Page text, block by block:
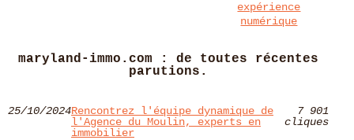
expérience
numérique
maryland-immo.com : de toutes récentes
parutions.
25/10/2024Rencontrez l'équipe dynamique de
l'Agence du Moulin, experts en
immobilier
7 901
cliques